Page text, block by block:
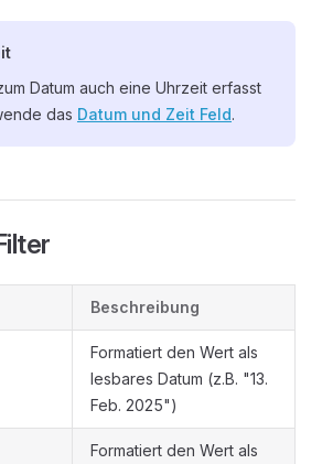
Datum auch eine Uhrzeit erfasst
das Datum und Zeit Feld.
Beschreibung
Formatiert den Wert als
lesbares Datum (z.B. "13.
Feb. 2025")
Formatiert den Wert als